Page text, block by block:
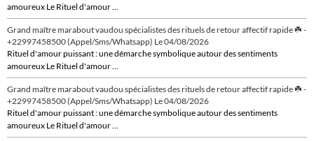
amoureux Le Rituel d'amour ...
Grand maître marabout vaudou spécialistes des rituels de retour affectif rapide ☘️ -
+22997458500 (Appel/Sms/Whatsapp) Le 04/08/2026
Rituel d'amour puissant : une démarche symbolique autour des sentiments
amoureux Le Rituel d'amour ...
Grand maître marabout vaudou spécialistes des rituels de retour affectif rapide ☘️ -
+22997458500 (Appel/Sms/Whatsapp) Le 04/08/2026
Rituel d'amour puissant : une démarche symbolique autour des sentiments
amoureux Le Rituel d'amour ...